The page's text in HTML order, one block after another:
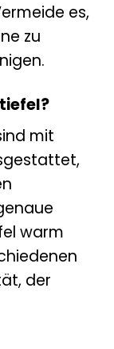
es,
zu
mit
warm
der